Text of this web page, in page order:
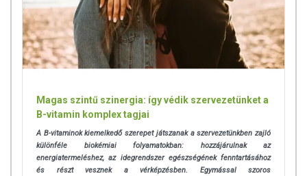
Magas szintű szinergia: így védik szervezetünket a
B-vitamin komplex tagjai
A B-vitaminok kiemelkedő szerepet játszanak a szervezetünkben zajló
különféle biokémiai folyamatokban: hozzájárulnak az
energiatermeléshez, az idegrendszer egészségének fenntartásához
és részt vesznek a vérképzésben. Egymással szoros